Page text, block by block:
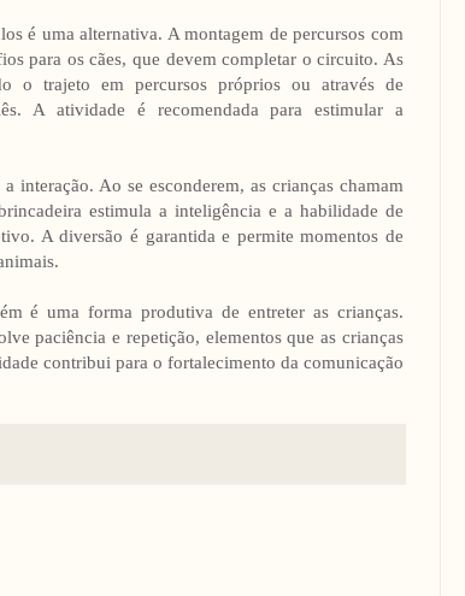
é uma alternativa. A montagem de percursos com
para os cães, que devem completar o circuito. As
o trajeto em percursos próprios ou através de
A atividade é recomendada para estimular a
interação. Ao se esconderem, as crianças chamam
estimula a inteligência e a habilidade de
A diversão é garantida e permite momentos de
é uma forma produtiva de entreter as crianças.
paciência e repetição, elementos que as crianças
contribui para o fortalecimento da comunicação